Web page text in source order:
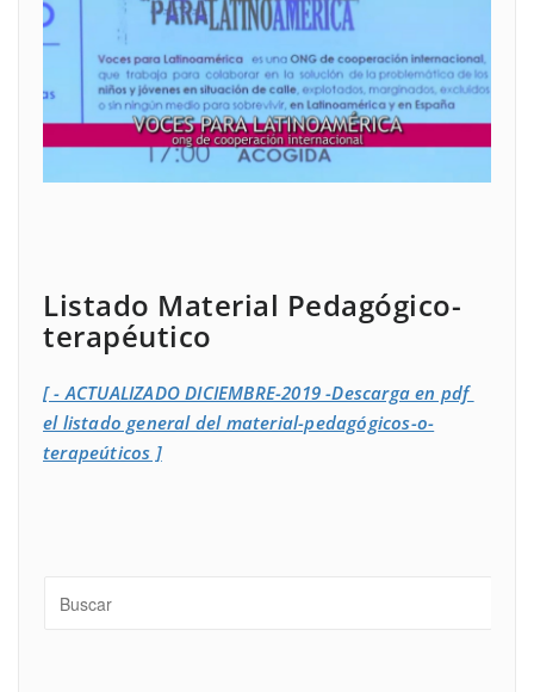
Listado Material Pedagógico-
terapéutico
[ - ACTUALIZADO DICIEMBRE-2019 -Descarga en pdf
el listado general del material-pedagógicos-o-
terapeúticos ]